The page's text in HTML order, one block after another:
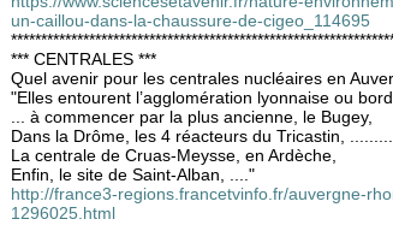
un-caillou-dans-la-chaussure-de-cigeo_114695
*** CENTRALES ***
Quel avenir pour les centrales nucléaires en
"Elles entourent l’agglomération lyonnaise ou
... à commencer par la plus ancienne, le Bugey,
Dans la Drôme, les 4 réacteurs du Tricastin,
La centrale de Cruas-Meysse, en Ardèche,
Enfin, le site de Saint-Alban, ...."
http://france3-regions.francetvinfo.fr/auvergne-
1296025.html